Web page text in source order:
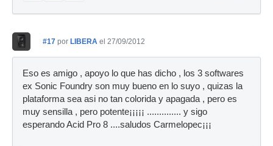
#17 por LIBERA el 27/09/2012
Eso es amigo , apoyo lo que has dicho , los 3 softwares
ex Sonic Foundry son muy bueno en lo suyo , quizas la
plataforma sea asi no tan colorida y apagada , pero es
muy sensilla , pero potente¡¡¡¡¡ .............. y sigo
esperando Acid Pro 8 ....saludos Carmelopec¡¡¡